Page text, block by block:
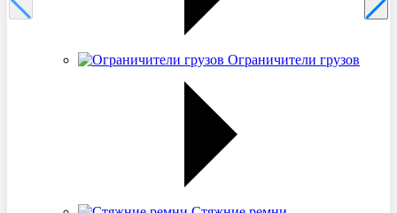
Ограничители грузов